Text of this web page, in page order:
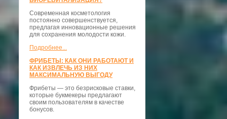
Современная косметология
постоянно совершенствуется,
предлагая инновационные решения
для сохранения молодости кожи.
Подробнее...
ФРИБЕТЫ: КАК ОНИ РАБОТАЮТ И
КАК ИЗВЛЕЧЬ ИЗ НИХ
МАКСИМАЛЬНУЮ ВЫГОДУ
Фрибеты — это безрисковые ставки,
которые букмекеры предлагают
своим пользователям в качестве
бонусов.